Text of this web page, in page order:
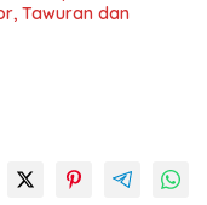
Tawuran dan